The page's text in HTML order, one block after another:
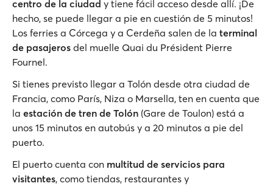
centro de la ciudad y tiene fácil acceso desde allí. ¡De
hecho, se puede llegar a pie en cuestión de 5 minutos!
Los ferries a Córcega y a Cerdeña salen de la terminal
de pasajeros del muelle Quai du Président Pierre
Fournel.
Si tienes previsto llegar a Tolón desde otra ciudad de
Francia, como París, Niza o Marsella, ten en cuenta que
la estación de tren de Tolón (Gare de Toulon) está a
unos 15 minutos en autobús y a 20 minutos a pie del
puerto.
El puerto cuenta con multitud de servicios para
visitantes, como tiendas, restaurantes y